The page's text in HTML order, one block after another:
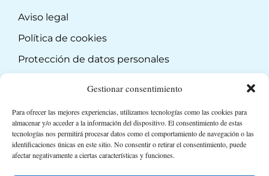
Gestionar consentimiento
Para ofrecer las mejores experiencias, utilizamos tecnologías como las cookies para
almacenar y/o acceder a la información del dispositivo. El consentimiento de estas
tecnologías nos permitirá procesar datos como el comportamiento de navegación o las
identificaciones únicas en este sitio. No consentir o retirar el consentimiento, puede
afectar negativamente a ciertas características y funciones.
Aviso legal
Política de cookies
Protección de datos personales